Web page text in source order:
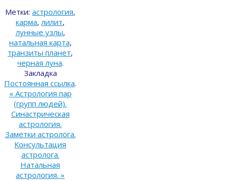
Метки: астрология,
карма,лилит,
лунные узлы,
натальная карта,
транзиты планет,
черная луна.
Закладка
Постоянная ссылка.
«Астрология пар
(групп людей).
Синастрическая
астрология.
Заметки астролога.
Консультация
астролога.
Натальная
астрология. »